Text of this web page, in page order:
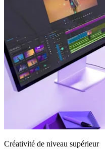
Créativité de niveau supérieur